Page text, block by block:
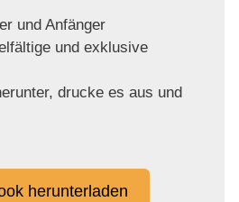
und Anfänger
und exklusive
drucke es aus und
herunterladen